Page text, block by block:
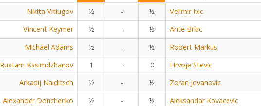
Nikita Vitiugov ½ - ½ Velimir Ivic
Vincent Keymer ½ - ½ Ante Brkic
Michael Adams ½ - ½ Robert Markus
Rustam Kasimdzhanov 1 - 0 Hrvoje Stevic
Arkadij Naiditsch ½ - ½ Zoran Jovanovic
Alexander Donchenko ½ - ½ Aleksandar Kovacevic